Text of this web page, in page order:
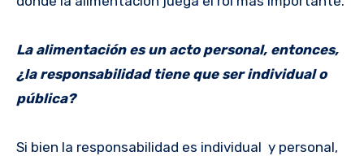
La alimentación es un acto personal, entonces,
¿la responsabilidad tiene que ser individual o
pública?
Si bien la responsabilidad es individual y personal,